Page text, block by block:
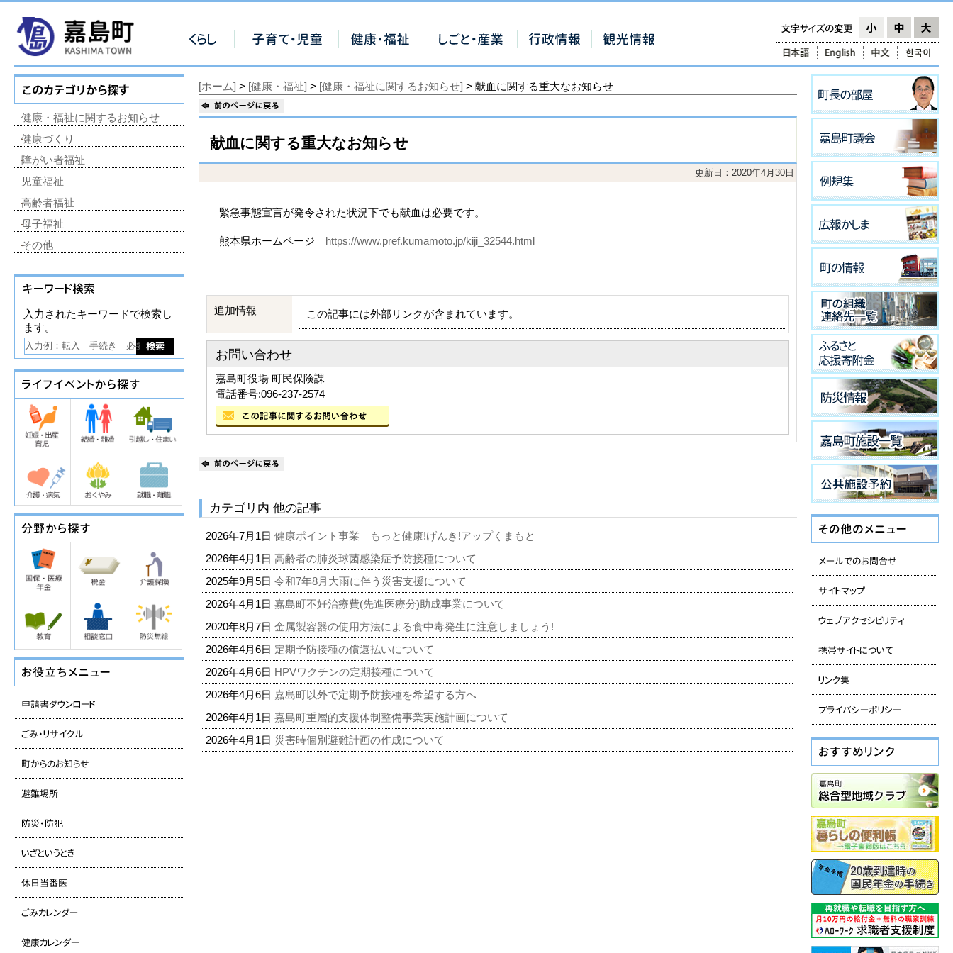
[ホーム] > [健康・福祉] > [健康・福祉に関するお知らせ] > 献血に関する重大なお知らせ
献血に関する重大なお知らせ
更新日：2020年4月30日
緊急事態宣言が発令された状況下でも献血は必要です。
熊本県ホームページ https://www.pref.kumamoto.jp/kiji_32544.html
追加情報 この記事には外部リンクが含まれています。
お問い合わせ
嘉島町役場 町民保険課
電話番号:096-237-2574
カテゴリ内 他の記事
2026年7月1日 健康ポイント事業 もっと健康!げんき!アップくまもと
2026年4月1日 高齢者の肺炎球菌感染症予防接種について
2025年9月5日 令和7年8月大雨に伴う災害支援について
2026年4月1日 嘉島町不妊治療費(先進医療分)助成事業について
2020年8月7日 金属製容器の使用方法による食中毒発生に注意しましょう!
2026年4月6日 定期予防接種の償還払いについて
2026年4月6日 HPVワクチンの定期接種について
2026年4月6日 嘉島町以外で定期予防接種を希望する方へ
2026年4月1日 嘉島町重層的支援体制整備事業実施計画について
2026年4月1日 災害時個別避難計画の作成について
健康・福祉に関するお知らせ
健康づくり
障がい者福祉
児童福祉
高齢者福祉
母子福祉
その他
入力されたキーワードで検索し
ます。